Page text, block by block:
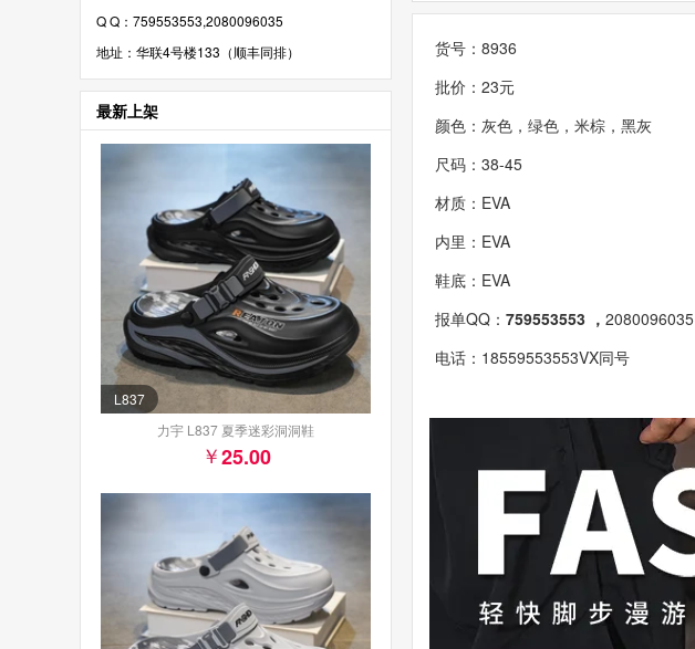
Q Q：759553553,2080096035
地址：华联4号楼133（顺丰同排）
最新上架
L837
力宇 L837 夏季迷彩洞洞鞋
25.00
货号：8936
批价：23元
颜色：灰色，绿色，米棕，黑灰
尺码：38-45
材质：EVA
内里：EVA
鞋底：EVA
报单QQ： 759553553 ， 2080096035
电话：18559553553VX同号